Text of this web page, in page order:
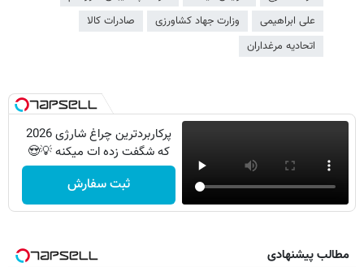
علی ابراهیمی
وزارت جهاد کشاورزی
صادرات کالا
اتحادیه مرغداران
پرکاربردترین چراغ شارژی 2026
که شگفت زده ات میکنه 💡😍
ثبت سفارش
مطالب پیشنهادی